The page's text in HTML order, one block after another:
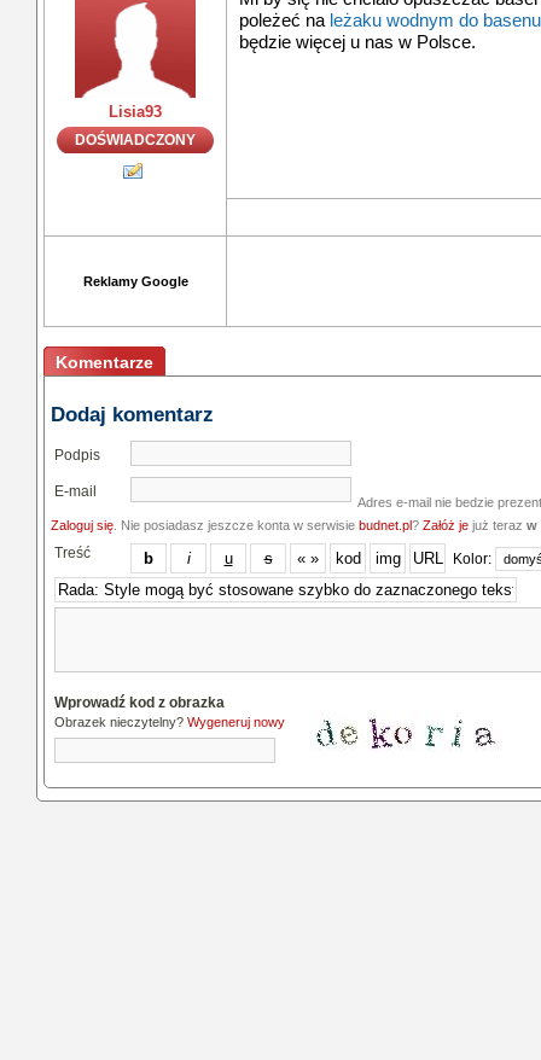
Lisia93
DOŚWIADCZONY
poleżeć na leżaku wodnym do basenu
będzie więcej u nas w Polsce.
Reklamy Google
Komentarze
Dodaj komentarz
Podpis
E-mail
Adres e-mail nie bedzie
Zaloguj się . Nie posiadasz jeszcze konta w serwisie budnet.pl? Załóż je już teraz w
Treść Kolor:
Wprowadź kod z obrazka
Obrazek nieczytelny? Wygeneruj nowy